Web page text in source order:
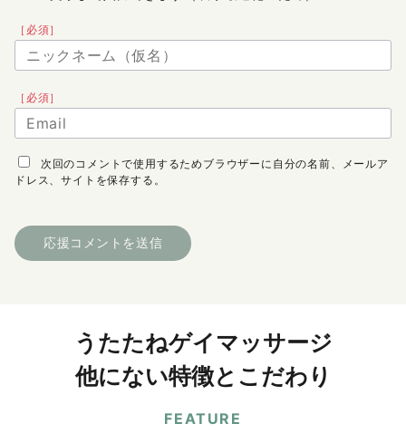
［必須］
［必須］
次回のコメントで使用するためブラウザーに自分の名前、メールア
ドレス、サイトを保存する。
うたたねゲイマッサージ
他にない特徴とこだわり
FEATURE